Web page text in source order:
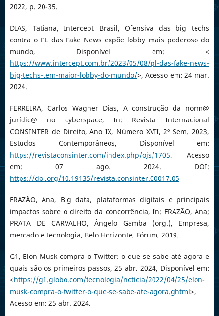
2022, p. 20-35.
DIAS, Tatiana, Intercept Brasil, Ofensiva das big techs
contra o PL das Fake News expõe lobby mais poderoso do
mundo, Disponível em: <
https://www.intercept.com.br/2023/05/08/pl-das-fake-news-
big-techs-tem-maior-lobby-do-mundo/>, Acesso em: 24 mar.
2024.
FERREIRA, Carlos Wagner Dias, A construção da norm@
jurídic@ no cyberspace, In: Revista Internacional
CONSINTER de Direito, Ano IX, Número XVII, 2º Sem. 2023,
Estudos Contemporâneos, Disponível em:
https://revistaconsinter.com/index.php/ojs/1705, Acesso
em: 07 ago. 2024. DOI:
https://doi.org/10.19135/revista.consinter.00017.05
FRAZÃO, Ana, Big data, plataformas digitais e principais
impactos sobre o direito da concorrência, In: FRAZÃO, Ana;
PRATA DE CARVALHO, Ângelo Gamba (org.), Empresa,
mercado e tecnologia, Belo Horizonte, Fórum, 2019.
G1, Elon Musk compra o Twitter: o que se sabe até agora e
quais são os primeiros passos, 25 abr. 2024, Disponível em:
<https://g1.globo.com/tecnologia/noticia/2022/04/25/elon-
musk-compra-o-twitter-o-que-se-sabe-ate-agora.ghtml>,
Acesso em: 25 abr. 2024.